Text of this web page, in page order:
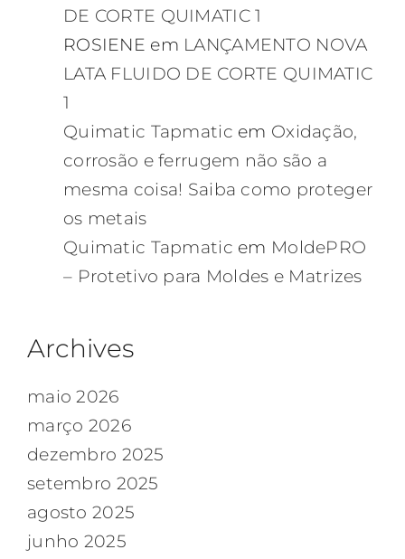
DE CORTE QUIMATIC 1
ROSIENE em LANÇAMENTO NOVA
LATA FLUIDO DE CORTE QUIMATIC
1
Quimatic Tapmatic em Oxidação,
corrosão e ferrugem não são a
mesma coisa! Saiba como proteger
os metais
Quimatic Tapmatic em MoldePRO
– Protetivo para Moldes e Matrizes
Archives
maio 2026
março 2026
dezembro 2025
setembro 2025
agosto 2025
junho 2025